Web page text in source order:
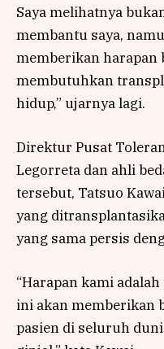
Saya melihatnya
membantu saya,
memberikan harapan
membutuhkan
hidup,” ujarnya lagi.
Direktur Pusat
Legorreta dan ahli
tersebut, Tatsuo
yang
yang sama persis
“Harapan kami
ini akan memberikan
pasien di seluruh